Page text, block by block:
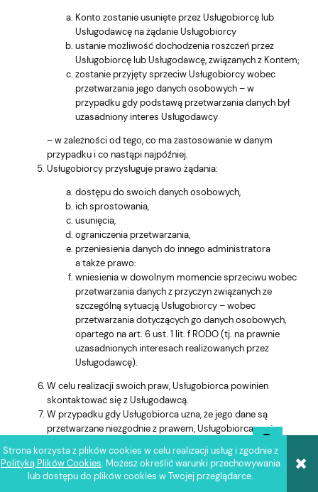
Strona korzysta z plików cookies w celu realizacji usług i zgodnie z
Polityką Plików Cookies. Możesz określić warunki przechowywania
lub dostępu do plików cookies w Twojej przeglądarce.
Konto zostanie usunięte przez Usługobiorcę lub
Usługodawcę na żądanie Usługobiorcy
ustanie możliwość dochodzenia roszczeń przez
Usługobiorcę lub Usługodawcę, związanych z Kontem;
zostanie przyjęty sprzeciw Usługobiorcy wobec
przetwarzania jego danych osobowych – w
przypadku gdy podstawą przetwarzania danych był
uzasadniony interes Usługodawcy
– w zależności od tego, co ma zastosowanie w danym
przypadku i co nastąpi najpóźniej.
Usługobiorcy przysługuje prawo żądania:
dostępu do swoich danych osobowych,
ich sprostowania,
usunięcia,
ograniczenia przetwarzania,
przeniesienia danych do innego administratora
a także prawo:
wniesienia w dowolnym momencie sprzeciwu wobec
przetwarzania danych z przyczyn związanych ze
szczególną sytuacją Usługobiorcy – wobec
przetwarzania dotyczących go danych osobowych,
opartego na art. 6 ust. 1 lit. f RODO (tj. na prawnie
uzasadnionych interesach realizowanych przez
Usługodawcę).
W celu realizacji swoich praw, Usługobiorca powinien
skontaktować się z Usługodawcą.
W przypadku gdy Usługobiorca uzna, że jego dane są
przetwarzane niezgodnie z prawem, Usługobiorca może
Osobowych.
§ 7 ZASTRZEŻENIA